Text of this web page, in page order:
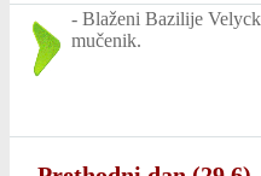
- Blaženi Bazilije
mučenik.